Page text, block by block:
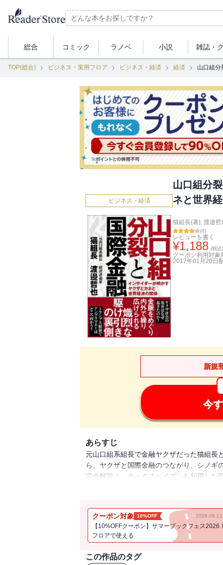
総合 コミック ラノベ 小説 雑誌・
TOP(総合) ビジネス・実用フロア ビジネス・経済 経済 山口組
ビジネス・経済
山口組分
ネと世界
猫組長(著), 渡邉哲
(6)
レビューを書く
¥1,188 (税込)
クーポン利用対象
2017年01月20日
新規
今
あらすじ
元山口組系組長で金融ヤクザだった猫組長
ら、ヤクザと国際金融のつながり、シノ
完全解説！ タックスヘイブンを利用した
クーポン対象 10%OFF 2026.08.11
【10%OFFクーポン】サマーブックフェス2026
フロアで使える
この作品のタグ